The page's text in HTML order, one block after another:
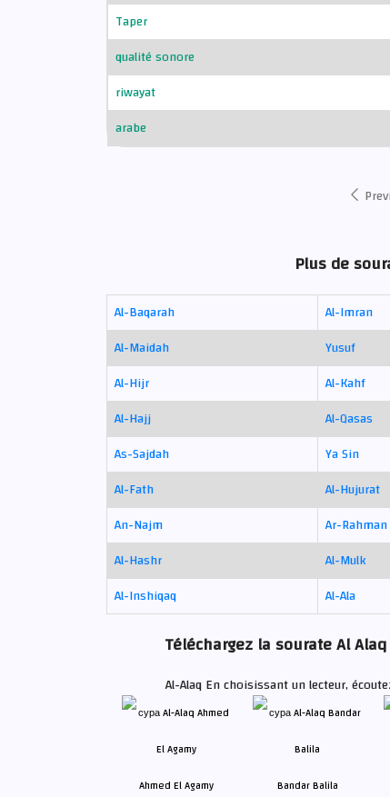
Taper
qualité sonore
riwayat
arabe
Plus de
Al-Baqarah Al-Imran
Al-Maidah
Yusuf
Al-Hijr
Al-Kahf
Al-Hajj
Al-Qasas
As-Sajdah
Ya Sin
Al-Fath
Al-Hujurat
An-Najm
Ar-Rahman
Al-Hashr
Al-Mulk
Al-Inshiqaq
Al-Ala
Téléchargez la sourate Al
Al-Alaq En choisissant un lecteur,
Ahmed El Agamy Bandar Balila